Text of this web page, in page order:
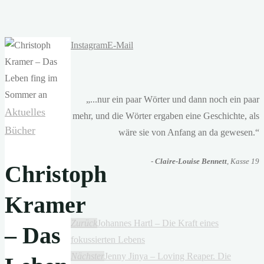
Aktuelles
Bücher
Christoph
Kramer
– Das
InstagramE-Mail
„...nur ein paar Wörter und dann noch ein paar
mehr, und die Wörter ergaben eine Geschichte, als
wäre sie von Anfang an da gewesen.“
- Claire-Louise Bennett, Kasse 19
ZurückJohannes Hartl – Die Kraft eines
fokussierten Lebens
NächsterJenny Jinya – Loving Reaper. Die